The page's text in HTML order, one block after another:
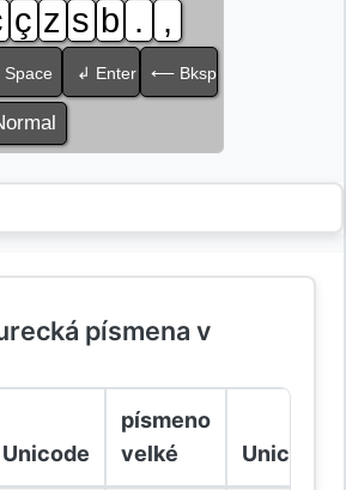
ç z s b . ,
Space ↲ Enter ⟵ Bksp
písmena v
Unicode
písmeno
velké
Unicode